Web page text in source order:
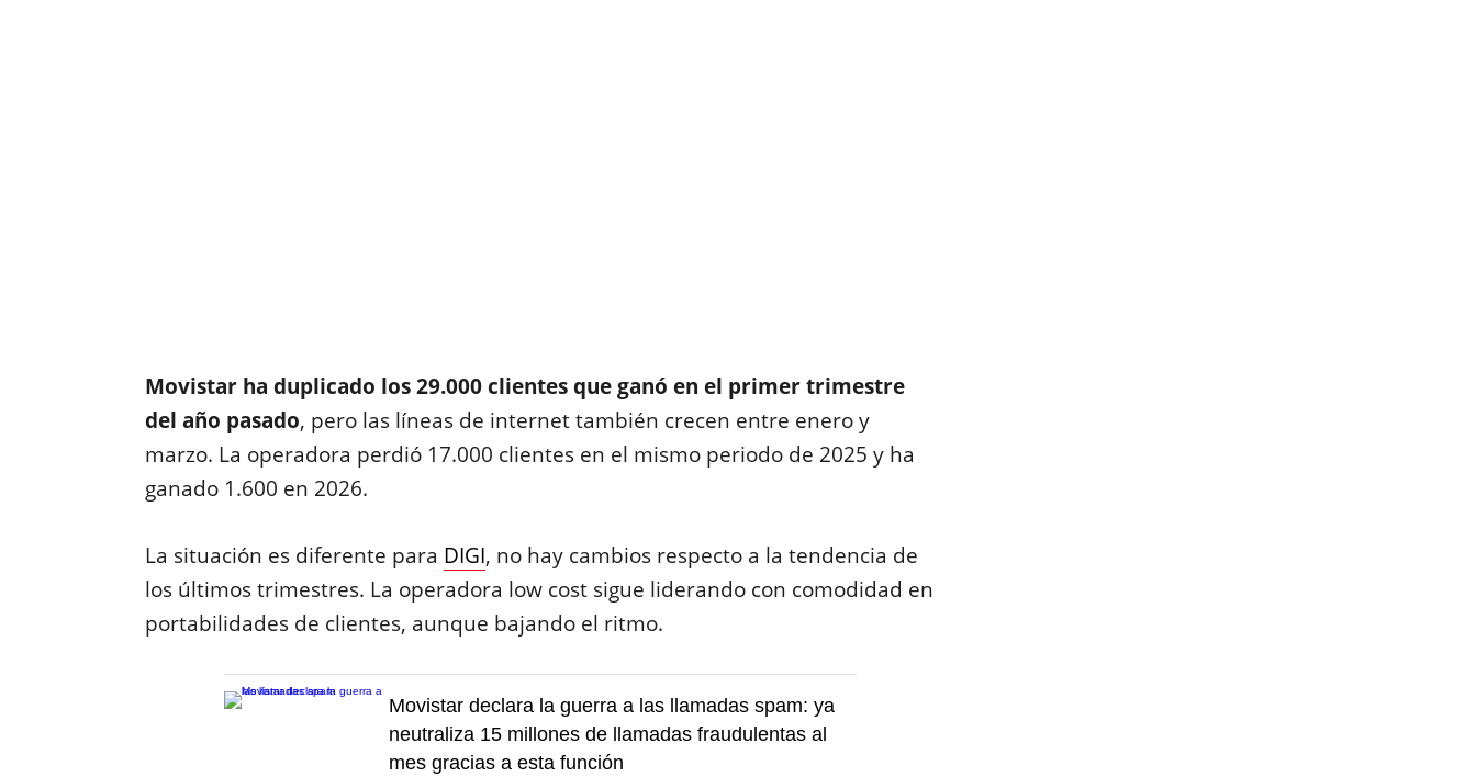
Movistar ha duplicado los 29.000 clientes que ganó en el primer trimestre
del año pasado, pero las líneas de internet también crecen entre enero y
marzo. La operadora perdió 17.000 clientes en el mismo periodo de 2025 y ha
ganado 1.600 en 2026.
La situación es diferente para DIGI, no hay cambios respecto a la tendencia de
los últimos trimestres. La operadora low cost sigue liderando con comodidad en
portabilidades de clientes, aunque bajando el ritmo.
Movistar declara la guerra a las llamadas spam: ya
neutraliza 15 millones de llamadas fraudulentas al
mes gracias a esta función